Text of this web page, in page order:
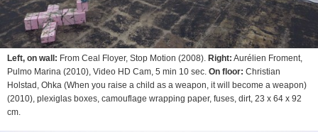
Left, on wall: From Ceal Floyer, Stop Motion (2008). Right: Aurélien Froment,
Pulmo Marina (2010), Video HD Cam, 5 min 10 sec. On floor: Christian
Holstad, Ohka (When you raise a child as a weapon, it will become a weapon)
(2010), plexiglas boxes, camouflage wrapping paper, fuses, dirt, 23 x 64 x 92
cm.